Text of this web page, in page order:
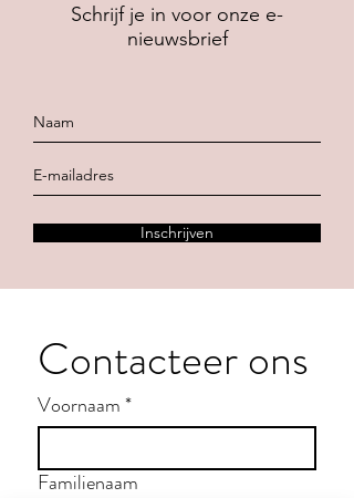
Schrijf je in voor onze e-
nieuwsbrief
Inschrijven
Contacteer ons
Voornaam*
Familienaam